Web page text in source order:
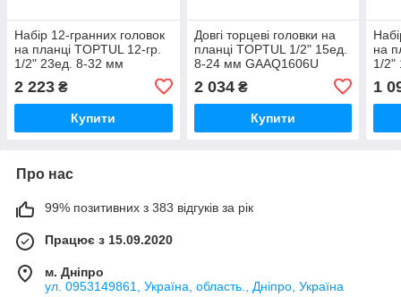
Набір 12-гранних головок
на планці TOPTUL 12-гр.
1/2" 23ед. 8-32 мм
2 223 ₴
Купити
Довгі торцеві головки на
планці TOPTUL 1/2" 15ед.
8-24 мм GAAQ1606U
2 034₴
Купити
на
1/2"
1
Про нас
99% позитивних з 383 відгуків за рік
Працює з 15.09.2020
м. Дніпро
ул. 0953149861, Україна, область., Дніпро, Україна